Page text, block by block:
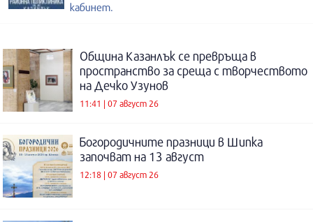
кабинет.
Община Казанлък се превръща в
пространство за среща с творчеството
на Дечко Узунов
11:41 | 07 август 26
Богородичните празници в Шипка
започват на 13 август
12:18 | 07 август 26